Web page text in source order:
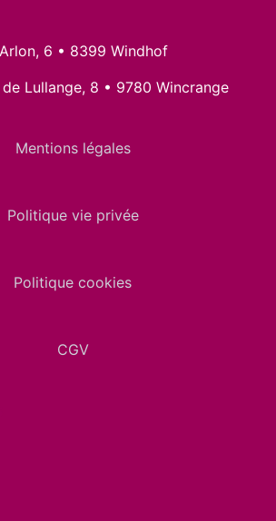
6 • 8399 Windhof
de Lullange, 8 • 9780 Wincrange
Mentions légales
Politique vie privée
Politique cookies
CGV